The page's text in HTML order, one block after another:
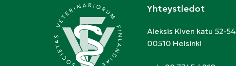
Yhteystiedot
Aleksis Kiven katu 52-54
00510 Helsinki